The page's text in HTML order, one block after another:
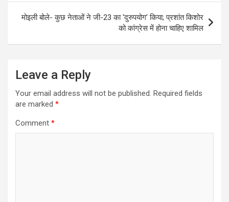
मोइली बोले- कुछ नेताओं ने जी-23 का ‘दुरुपयोग’ किया; प्रशांत किशोर
को कांग्रेस में होना चाहिए शामिल
Leave a Reply
Your email address will not be published. Required fields
are marked *
Comment *